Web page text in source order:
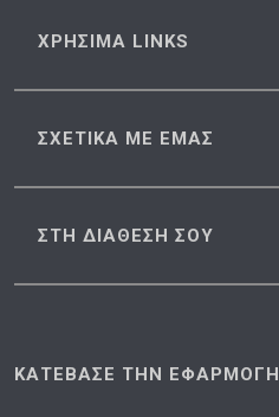
ΧΡΗΣΙΜΑ LINKS
ΣΧΕΤΙΚΑ ΜΕ ΕΜΑΣ
ΣΤΗ ΔΙΑΘΕΣΗ ΣΟΥ
ΚΑΤΕΒΑΣΕ ΤΗΝ ΕΦΑΡΜΟΓΗ